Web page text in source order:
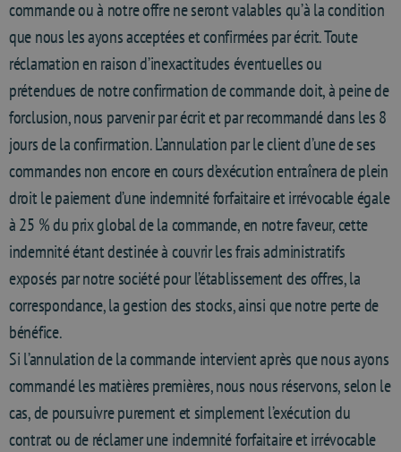
commande ou à notre offre ne seront valables qu’à la condition
que nous les ayons acceptées et confirmées par écrit. Toute
réclamation en raison d’inexactitudes éventuelles ou
prétendues de notre confirmation de commande doit, à peine de
forclusion, nous parvenir par écrit et par recommandé dans les 8
jours de la confirmation. L’annulation par le client d’une de ses
commandes non encore en cours d’exécution entraînera de plein
droit le paiement d’une indemnité forfaitaire et irrévocable égale
à 25 % du prix global de la commande, en notre faveur, cette
indemnité étant destinée à couvrir les frais administratifs
exposés par notre société pour l’établissement des offres, la
correspondance, la gestion des stocks, ainsi que notre perte de
bénéfice.
Si l’annulation de la commande intervient après que nous ayons
commandé les matières premières, nous nous réservons, selon le
cas, de poursuivre purement et simplement l’exécution du
contrat ou de réclamer une indemnité forfaitaire et irrévocable